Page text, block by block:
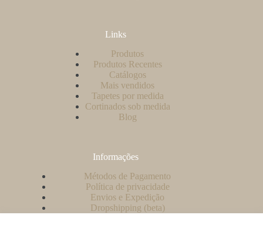
Links
Produtos
Produtos Recentes
Catálogos
Mais vendidos
Tapetes por medida
Cortinados sob medida
Blog
Informações
Métodos de Pagamento
Política de privacidade
Envios e Expedição
Dropshipping (beta)